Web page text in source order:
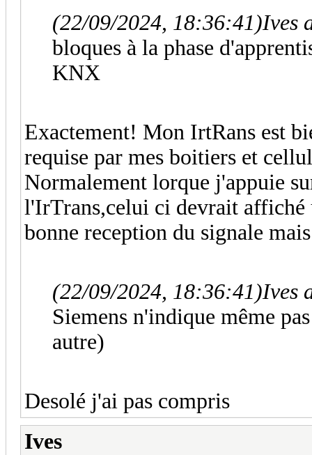
(22/09/2024, 18:36:41)Ives
bloques à la phase
KNX
Exactement! Mon IrtRans est
requise par mes boitiers et
Normalement lorque j'appuie
l'IrTrans,celui ci devrait
bonne reception du signale
(22/09/2024, 18:36:41)Ives
Siemens n'indique même
autre)
Desolé j'ai pas compris
Ives